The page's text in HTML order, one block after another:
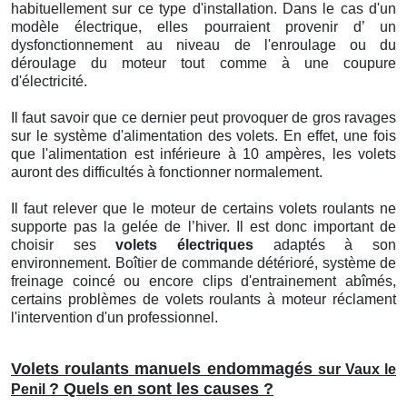
habituellement sur ce type d'installation. Dans le cas d'un
modèle électrique, elles pourraient provenir d’ un
dysfonctionnement au niveau de l'enroulage ou du
déroulage du moteur tout comme à une coupure
d'électricité.
Il faut savoir que ce dernier peut provoquer de gros ravages
sur le système d'alimentation des volets. En effet, une fois
que l'alimentation est inférieure à 10 ampères, les volets
auront des difficultés à fonctionner normalement.
Il faut relever que le moteur de certains volets roulants ne
supporte pas la gelée de l’hiver. Il est donc important de
choisir sesvolets électriques adaptés à son
environnement. Boîtier de commande détérioré, système de
freinage coincé ou encore clips d'entrainement abîmés,
certains problèmes de volets roulants à moteur réclament
l'intervention d'un professionnel.
Volets roulants manuels endommagés sur Vaux le
Penil ? Quels en sont les causes ?